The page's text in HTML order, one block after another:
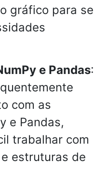
gráfico para se
e Pandas:
com as
e Pandas,
trabalhar com
estruturas de